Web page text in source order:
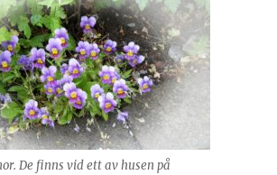
De finns vid ett av husen på